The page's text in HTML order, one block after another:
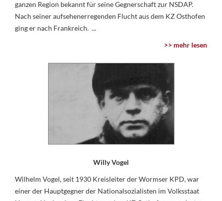
ganzen Region bekannt für seine Gegnerschaft zur NSDAP.
Nach seiner aufsehenerregenden Flucht aus dem KZ Osthofen
ging er nach Frankreich. ...
>> mehr lesen
Willy Vogel
Wilhelm Vogel, seit 1930 Kreisleiter der Wormser KPD, war
einer der Hauptgegner der Nationalsozialisten im Volksstaat